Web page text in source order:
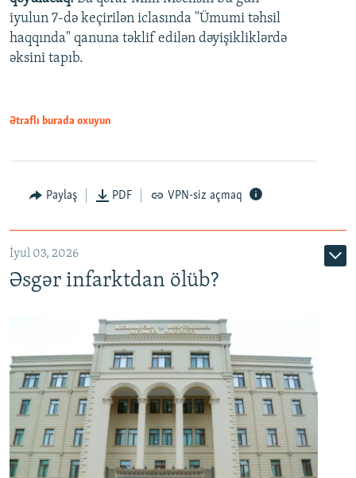
Auto 240p 360p 480p
720p 1080p
480p
720p
iyulun 7-də keçirilən iclasında "Ümumi təhsil
haqqında" qanuna təklif edilən dəyişikliklərdə
əksini tapıb.
Ətraflı burada oxuyun
Paylaş PDF VPN-siz açmaq
İyul 03, 2026
Əsgər infarktdan ölüb?